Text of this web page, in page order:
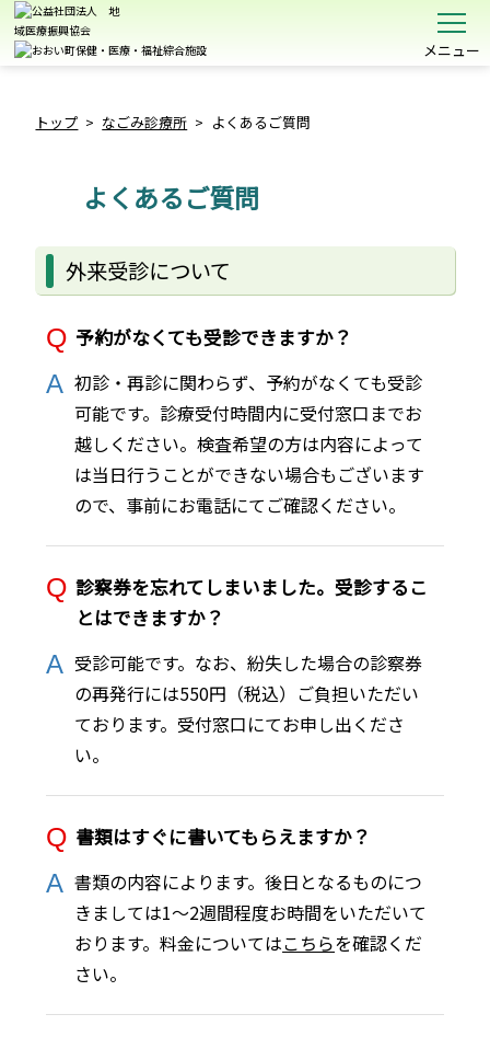
メニュー
トップ > なごみ診療所 > よくあるご質問
よくあるご質問
外来受診について
予約がなくても受診できますか？
初診・再診に関わらず、予約がなくても受診
可能です。診療受付時間内に受付窓口までお
越しください。検査希望の方は内容によって
は当日行うことができない場合もございます
ので、事前にお電話にてご確認ください。
診察券を忘れてしまいました。受診するこ
とはできますか？
受診可能です。なお、紛失した場合の診察券
の再発行には550円（税込）ご負担いただい
ております。受付窓口にてお申し出くださ
い。
書類はすぐに書いてもらえますか？
書類の内容によります。後日となるものにつ
きましては1～2週間程度お時間をいただいて
おります。料金についてはこちらを確認くだ
さい。